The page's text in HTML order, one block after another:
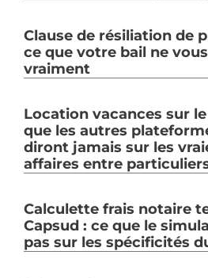
Clause de résiliation de
ce que votre bail ne
vraiment
Location vacances sur
que les autres
diront jamais sur les
affaires entre
Calculette frais notaire
Capsud : ce que le
pas sur les spécificités